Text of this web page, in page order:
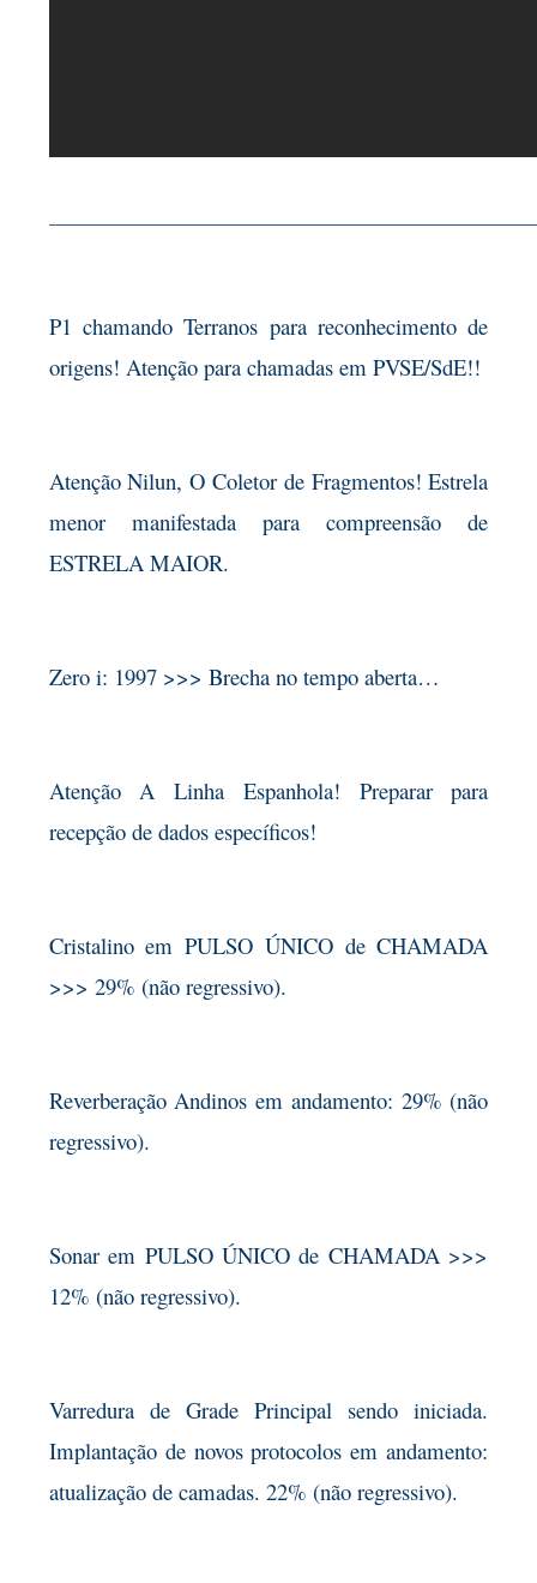
P1 chamando Terranos para reconhecimento de
origens! Atenção para chamadas em PVSE/SdE!!
Atenção Nilun, O Coletor de Fragmentos! Estrela
menor manifestada para compreensão de
ESTRELA MAIOR.
Zero i: 1997 >>> Brecha no tempo aberta…
Atenção A Linha Espanhola! Preparar para
recepção de dados específicos!
Cristalino em PULSO ÚNICO de CHAMADA
>>> 29% (não regressivo).
Reverberação Andinos em andamento: 29% (não
regressivo).
Sonar em PULSO ÚNICO de CHAMADA >>>
12% (não regressivo).
Varredura de Grade Principal sendo iniciada.
Implantação de novos protocolos em andamento:
atualização de camadas. 22% (não regressivo).